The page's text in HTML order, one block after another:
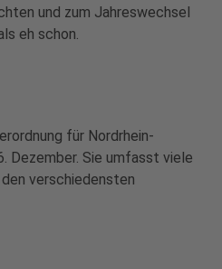
und zum Jahreswechsel
eh schon.
für Nordrhein-
Dezember. Sie umfasst viele
den verschiedensten